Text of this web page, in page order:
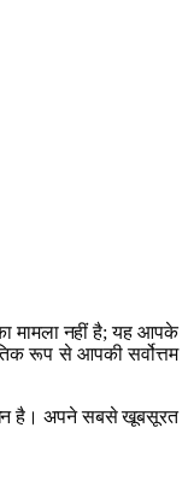
मामला नहीं है; यह आपके
रूप से आपकी सर्वोत्तम
है। अपने सबसे खूबसूरत